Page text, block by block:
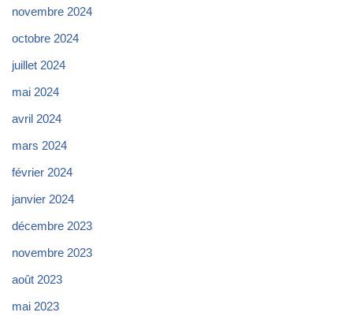
novembre 2024
octobre 2024
juillet 2024
mai 2024
avril 2024
mars 2024
février 2024
janvier 2024
décembre 2023
novembre 2023
août 2023
mai 2023